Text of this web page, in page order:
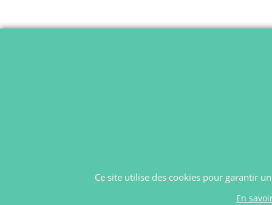
Ce site utilise des cookies pour garantir
En